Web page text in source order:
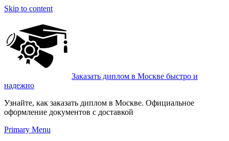
Skip to content
Заказать диплом в Москве быстро и
надежно
Узнайте, как заказать диплом в Москве. Официальное
оформление документов с доставкой
Primary Menu